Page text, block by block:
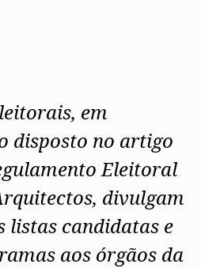
em
disposto no artigo
Eleitoral
divulgam
listas candidatas e
aos órgãos da